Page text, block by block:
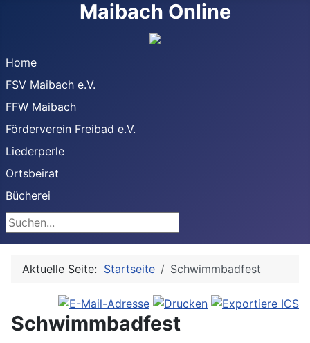
Maibach Online
Home
FSV Maibach e.V.
FFW Maibach
Förderverein Freibad e.V.
Liederperle
Ortsbeirat
Bücherei
Suchen
Aktuelle Seite: Startseite Schwimmbadfest
Schwimmbadfest